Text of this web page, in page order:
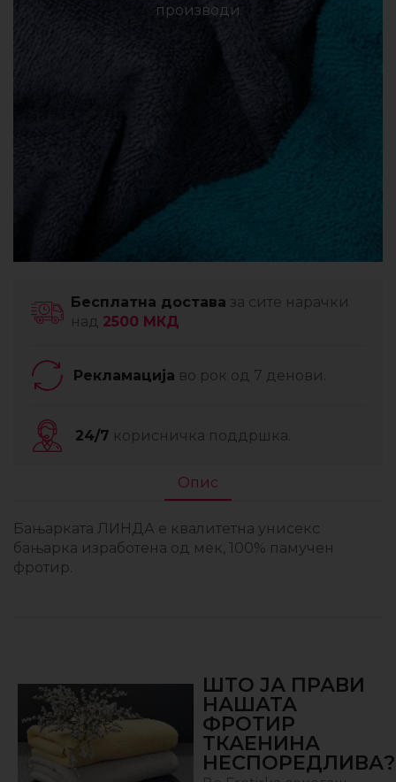
производи
Бесплатна достава за сите нарачки
над 2500 МКД
Рекламација во рок од 7 денови.
24/7 корисничка поддршка.
Опис
Бањарката ЛИНДА е квалитетна унисекс
бањарка изработена од мек, 100% памучен
фротир.
ШТО ЈА ПРАВИ
НАШАТА
ФРОТИР
ТКАЕНИНА
НЕСПОРЕДЛИВА?